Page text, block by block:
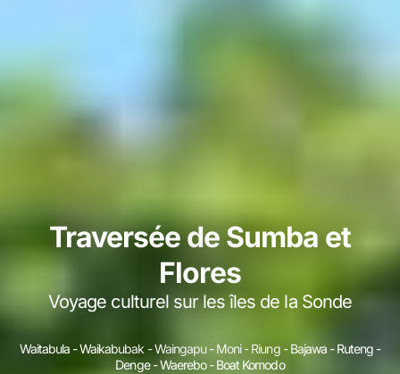
Traversée de Sumba et
Flores
Voyage culturel sur les îles de la Sonde
Waitabula - Waikabubak - Waingapu - Moni - Riung - Bajawa - Ruteng -
Denge - Waerebo - Boat Komodo